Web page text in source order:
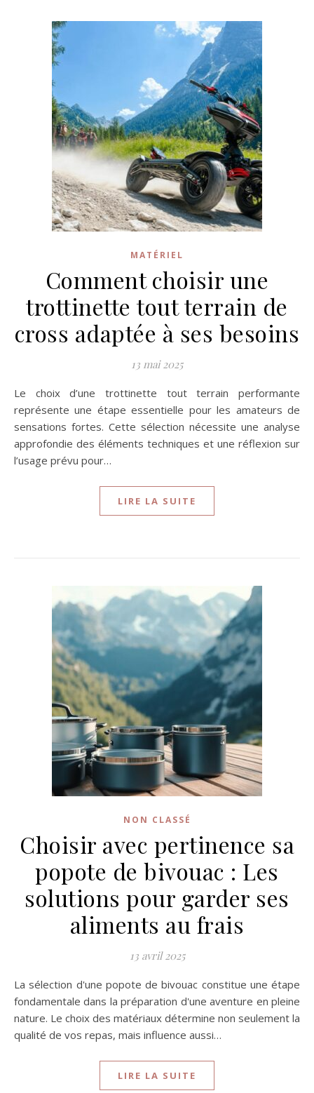
MATÉRIEL
Comment choisir une
trottinette tout terrain de
cross adaptée à ses besoins
13 mai 2025
Le choix d’une trottinette tout terrain performante
représente une étape essentielle pour les amateurs de
sensations fortes. Cette sélection nécessite une analyse
approfondie des éléments techniques et une réflexion sur
l’usage prévu pour…
LIRE LA SUITE
NON CLASSÉ
Choisir avec pertinence sa
popote de bivouac : Les
solutions pour garder ses
aliments au frais
13 avril 2025
La sélection d'une popote de bivouac constitue une étape
fondamentale dans la préparation d'une aventure en pleine
nature. Le choix des matériaux détermine non seulement la
qualité de vos repas, mais influence aussi…
LIRE LA SUITE